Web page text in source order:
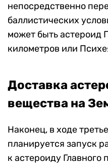
непосредственно
баллистических
может быть астероид
километров или
Доставка
вещества на
Наконец, в ходе
планируется запуск
к астероиду Главного